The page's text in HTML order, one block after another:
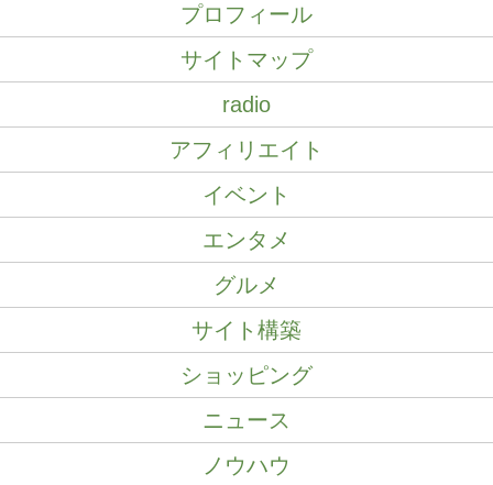
プロフィール
サイトマップ
radio
アフィリエイト
イベント
エンタメ
グルメ
サイト構築
ショッピング
ニュース
ノウハウ